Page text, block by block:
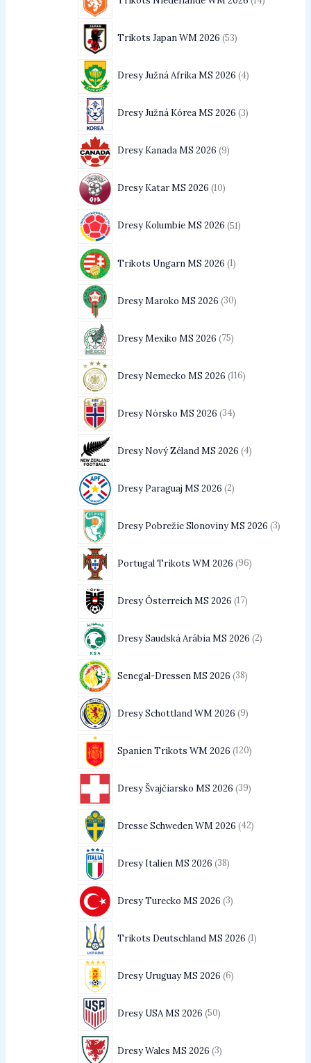
Trikots Japan WM 2026 53
Dresy Južná Afrika MS 2026 4
Dresy Južná Kórea MS 2026 3
Dresy Kanada MS 2026 9
Dresy Katar MS 2026 10
Dresy Kolumbie MS 2026 51
Trikots Ungarn MS 2026 1
Dresy Maroko MS 2026 30
Dresy Mexiko MS 2026 75
Dresy Nemecko MS 2026 116
Dresy Nórsko MS 2026 34
Dresy Nový Zéland MS 2026 4
Dresy Paraguaj MS 2026 2
Dresy Pobrežie Slonoviny MS 2026 3
Portugal Trikots WM 2026 96
Dresy Österreich MS 2026 17
Dresy Saudská Arábia MS 2026 2
Senegal-Dressen MS 2026 38
Dresy Schottland WM 2026 9
Spanien Trikots WM 2026 120
Dresy Švajčiarsko MS 2026 39
Dresse Schweden WM 2026 42
Dresy Italien MS 2026 38
Dresy Turecko MS 2026 3
Trikots Deutschland MS 2026 1
Dresy Uruguay MS 2026 6
Dresy USA MS 2026 50
Dresy Wales MS 2026 3